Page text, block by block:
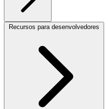
Recursos para desenvolvedores